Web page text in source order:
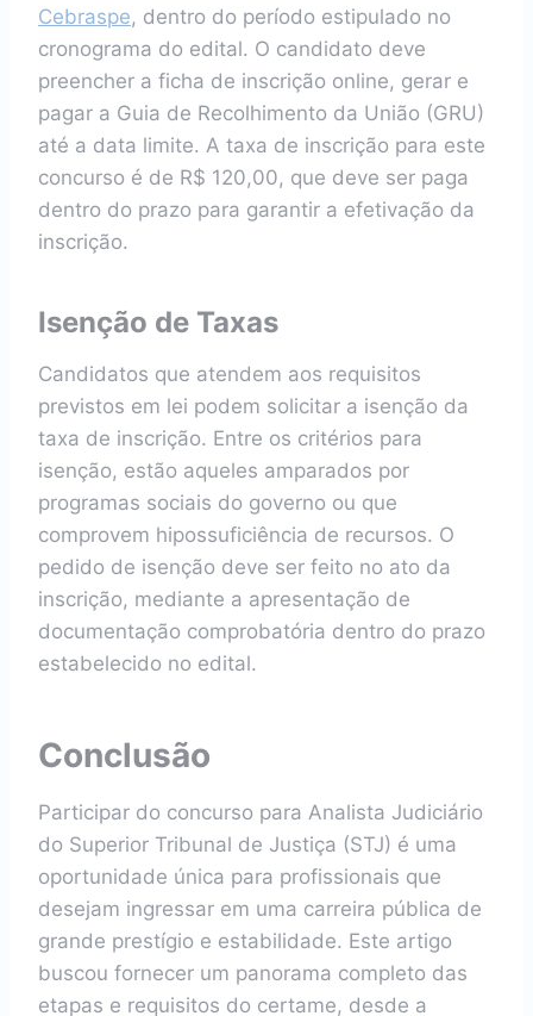
Cebraspe, dentro do período estipulado no
cronograma do edital. O candidato deve
preencher a ficha de inscrição online, gerar e
pagar a Guia de Recolhimento da União (GRU)
até a data limite. A taxa de inscrição para este
concurso é de R$ 120,00, que deve ser paga
dentro do prazo para garantir a efetivação da
inscrição.
Isenção de Taxas
Candidatos que atendem aos requisitos
previstos em lei podem solicitar a isenção da
taxa de inscrição. Entre os critérios para
isenção, estão aqueles amparados por
programas sociais do governo ou que
comprovem hipossuficiência de recursos. O
pedido de isenção deve ser feito no ato da
inscrição, mediante a apresentação de
documentação comprobatória dentro do prazo
estabelecido no edital.
Conclusão
Participar do concurso para Analista Judiciário
do Superior Tribunal de Justiça (STJ) é uma
oportunidade única para profissionais que
desejam ingressar em uma carreira pública de
grande prestígio e estabilidade. Este artigo
buscou fornecer um panorama completo das
etapas e requisitos do certame, desde a